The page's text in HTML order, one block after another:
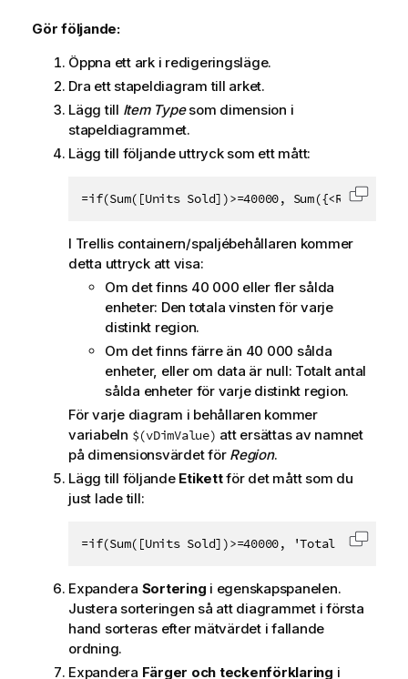
Gör följande:
Öppna ett ark i redigeringsläge.
Dra ett stapeldiagram till arket.
Lägg till Item Typesom dimension i
stapeldiagrammet.
Lägg till följande uttryck som ett mått:
=if(Sum([Units Sold])>=40000,
I Trellis containern/spaljébehållaren kommer
detta uttryck att visa:
Om det finns 40 000 eller fler sålda
enheter: Den totala vinsten för varje
distinkt region.
Om det finns färre än 40 000 sålda
enheter, eller om data är null: Totalt antal
sålda enheter för varje distinkt region.
För varje diagram i behållaren kommer
variabeln $(vDimValue) att ersättas av namnet
på dimensionsvärdet för Region.
Lägg till följande Etikettför det mått som du
just lade till:
=if(Sum([Units Sold])>=40000, 'Total Profit',
Expandera Sortering i egenskapspanelen.
Justera sorteringen så att diagrammet i första
hand sorteras efter mätvärdet i fallande
ordning.
Expandera Färger och teckenförklaring i